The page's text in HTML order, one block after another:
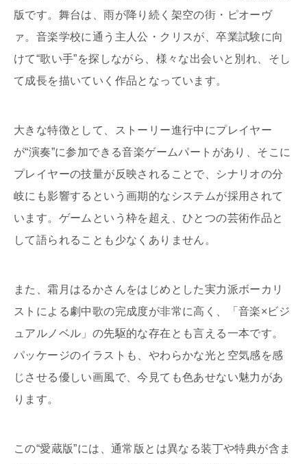
版です。舞台は、雨が降り続く架空の街・ピオーヴ
ァ。音楽学校に通う主人公・クリスが、卒業試験に向
けて“歌い手”を探しながら、様々な出会いと別れ、そし
て成長を描いていく作品となっています。
大きな特徴として、ストーリー進行中にプレイヤー
が“演奏”に参加できる音楽ゲームパートがあり、そこに
プレイヤーの技量が反映されることで、シナリオの分
岐にも影響するという画期的なシステムが採用されて
います。ゲームという枠を超え、ひとつの芸術作品と
して語られることも少なくありません。
また、霜月はるかさんをはじめとした実力派ボーカリ
ストによる劇中歌の完成度が非常に高く、「音楽×ビジ
ュアルノベル」の先駆的な存在とも言える一本です。
パッケージのイラストも、やわらかな光と空気感を感
じさせる優しい画風で、今見ても色あせない魅力があ
ります。
この“愛蔵版”には、通常版とは異なる装丁や特典が含ま